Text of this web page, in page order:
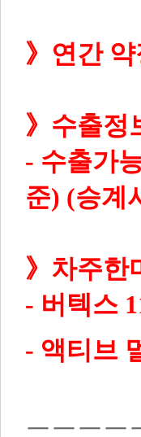
》수출정
- 수출가
》차주한
- 버텍스
ㅡㅡㅡㅡ